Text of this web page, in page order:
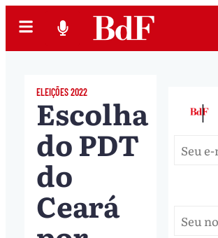
ELEIÇÕES 2022
Escolha
do PDT
do
Ceará
|